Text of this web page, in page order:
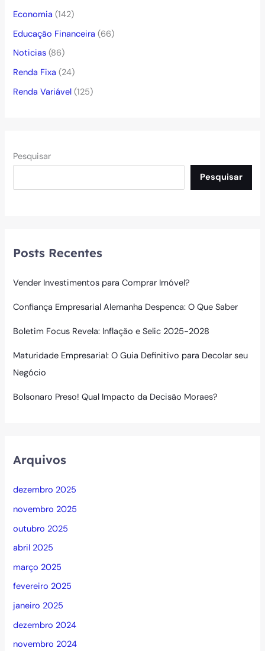
Economia (142)
Educação Financeira (66)
Noticias (86)
Renda Fixa (24)
Renda Variável (125)
Pesquisar
Pesquisar
Posts Recentes
Vender Investimentos para Comprar Imóvel?
Confiança Empresarial Alemanha Despenca: O Que Saber
Boletim Focus Revela: Inflação e Selic 2025-2028
Maturidade Empresarial: O Guia Definitivo para Decolar seu
Negócio
Bolsonaro Preso! Qual Impacto da Decisão Moraes?
Arquivos
dezembro 2025
novembro 2025
outubro 2025
abril 2025
março 2025
fevereiro 2025
janeiro 2025
dezembro 2024
novembro 2024